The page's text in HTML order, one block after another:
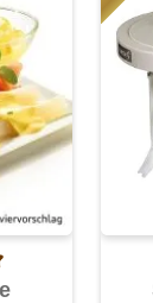
Bewertung von